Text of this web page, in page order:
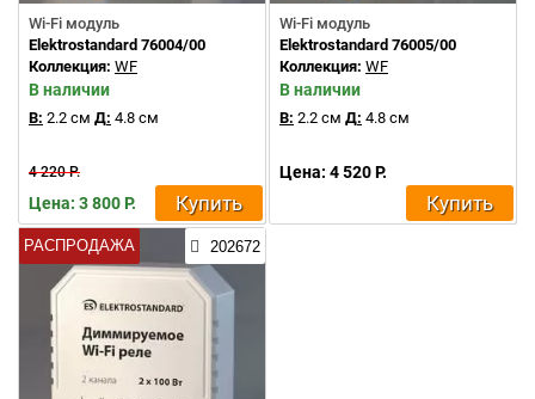
Wi-Fi модуль
Elektrostandard 76004/00
Коллекция: WF
В наличии
В: 2.2 см Д: 4.8 см
4 220 Р.
Цена: 3 800 Р. Купить
Wi-Fi модуль
Elektrostandard 76005/00
Коллекция: WF
В наличии
В: 2.2 см Д: 4.8 см
Цена: 4 520 Р.
Купить
РАСПРОДАЖА 202672